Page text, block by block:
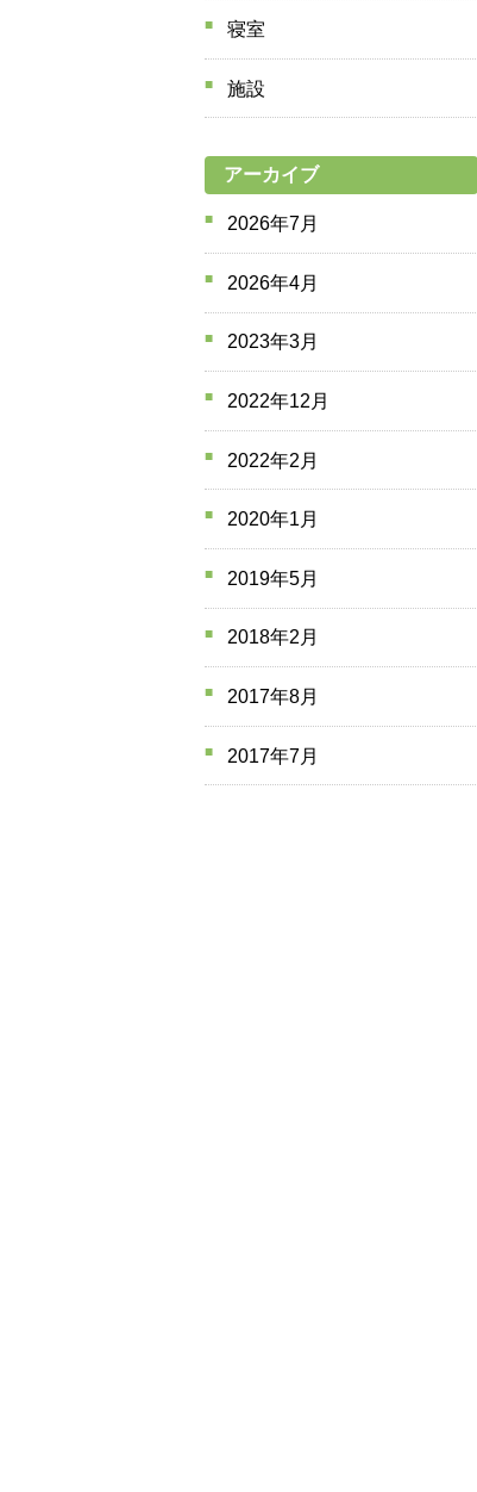
寝室
施設
アーカイブ
2026年7月
2026年4月
2023年3月
2022年12月
2022年2月
2020年1月
2019年5月
2018年2月
2017年8月
2017年7月